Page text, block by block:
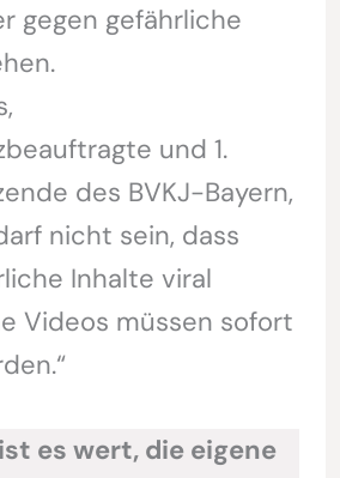
gegen gefährliche
und 1.
des BVKJ-Bayern,
nicht sein, dass
Inhalte viral
Videos müssen sofort
es wert, die eigene